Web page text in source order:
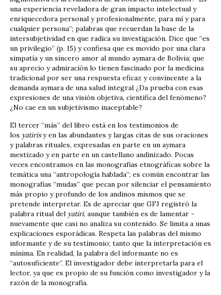
una experiencia reveladora de gran impacto intelectual y
enriquecedora personal y profesionalmente, para mí y para
cualquier persona”; palabras que recuerdan la base de la
intersubjetividad en que radica su investigación. Dice que “es
un privilegio” (p. 15) y confiesa que es movido por una clara
simpatía y un sincero amor al mundo aymara de Bolivia; que
su aprecio y admiración lo tienen fascinado por la medicina
tradicional por ser una respuesta eficaz y convincente a la
demanda aymara de una salud integral ¿Da prueba con esas
expresiones de una visión objetiva, científica del fenómeno?
¿No cae en un subjetivismo inaceptable?
El tercer “más” del libro está en los testimonios de
los yatirisy en las abundantes y largas citas de sus oraciones
y palabras rituales, expresadas en parte en un aymara
mestizado y en parte en un castellano andinizado. Pocas
veces encontramos en las monografías etnográficas sobre la
temática una “antropología hablada”; es común encontrar las
monografías “mudas” que pecan por silenciar el pensamiento
más propio y profundo de los andinos mismos que se
pretende interpretar. Es de apreciar que GFJ registró la
palabra ritual del yatiri, aunque también es de lamentar ­
nuevamente­ que casi no analiza su contenido. Se limita a unas
explicaciones esporádicas. Respeta las palabras del mismo
informante y de su testimonio; tanto que la interpretación es
mínima. En realidad, la palabra del informante no es
“autosuficiente”. El investigador debe interpretarla para el
lector, ya que es propio de su función como investigador y la
razón de la monografía.